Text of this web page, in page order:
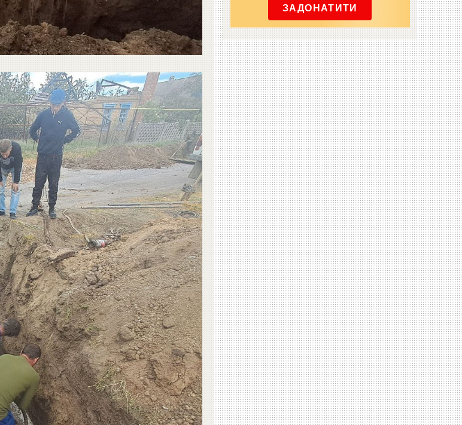
ЗАДОНАТИТИ